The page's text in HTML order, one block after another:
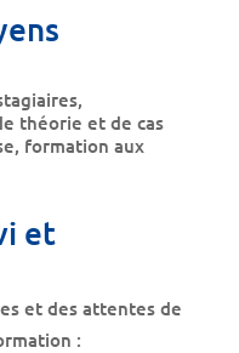
théorie et de cas
formation aux
et
et des attentes de
: